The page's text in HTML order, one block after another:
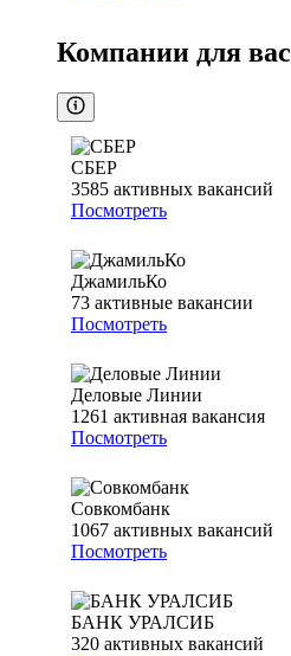
Компании для вас
СБЕР
3585 активных вакансий
Посмотреть
ДжамильКо
73 активные вакансии
Посмотреть
Деловые Линии
1261 активная вакансия
Посмотреть
Совкомбанк
1067 активных вакансий
Посмотреть
БАНК УРАЛСИБ
320 активных вакансий